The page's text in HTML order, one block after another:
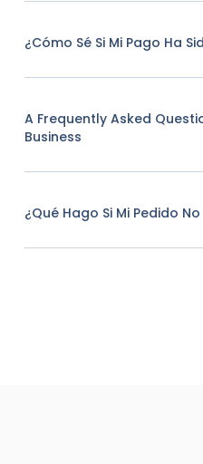
¿Cómo Sé Si Mi Pago Ha
A Frequently Asked
Business
¿Qué Hago Si Mi Pedido